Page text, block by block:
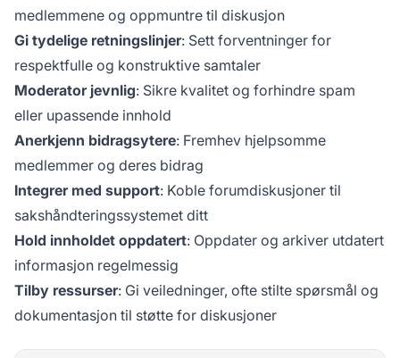
medlemmene og oppmuntre til diskusjon
Gi tydelige retningslinjer: Sett forventninger for
respektfulle og konstruktive samtaler
Moderator jevnlig: Sikre kvalitet og forhindre spam
eller upassende innhold
Anerkjenn bidragsytere: Fremhev hjelpsomme
medlemmer og deres bidrag
Integrer med support: Koble forumdiskusjoner til
sakshåndteringssystemet ditt
Hold innholdet oppdatert: Oppdater og arkiver utdatert
informasjon regelmessig
Tilby ressurser: Gi veiledninger, ofte stilte spørsmål og
dokumentasjon til støtte for diskusjoner